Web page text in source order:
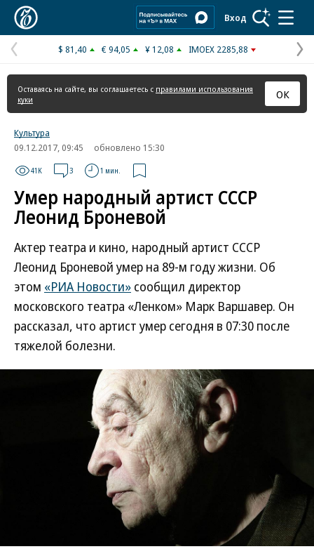
Вход
Предыдущая
страница
$ 81,40 € 94,05 ¥ 12,08 IMOEX 2285,88
Оставаясь на сайте, вы соглашаетесь с правилами использования
куки
ОК
Культура
09.12.2017, 09:45
обновлено 15:30
41K 3 1 мин.
Умер народный артист СССР
Леонид Броневой
Актер театра и кино, народный артист СССР
Леонид Броневой умер на 89-м году жизни. Об
этом «РИА Новости» сообщил директор
московского театра «Ленком» Марк Варшавер. Он
рассказал, что артист умер сегодня в 07:30 после
тяжелой болезни.